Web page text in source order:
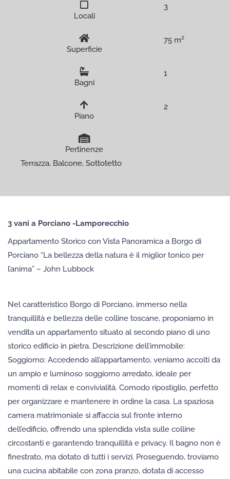
Locali
3
Superficie
75 m²
Bagni
1
Piano
2
Pertinenze
Terrazza, Balcone, Sottotetto
3 vani a Porciano -Lamporecchio
Appartamento Storico con Vista Panoramica a Borgo di
Porciano “La bellezza della natura è il miglior tonico per
l’anima” – John Lubbock
Nel caratteristico Borgo di Porciano, immerso nella
tranquillità e bellezza delle colline toscane, proponiamo in
vendita un appartamento situato al secondo piano di uno
storico edificio in pietra. Descrizione dell’immobile:
Soggiorno: Accedendo all’appartamento, veniamo accolti da
un ampio e luminoso soggiorno arredato, ideale per
momenti di relax e convivialità. Comodo ripostiglio, perfetto
per organizzare e mantenere in ordine la casa. La spaziosa
camera matrimoniale si affaccia sul fronte interno
dell’edificio, offrendo una splendida vista sulle colline
circostanti e garantendo tranquillità e privacy. Il bagno non è
finestrato, ma dotato di tutti i servizi. Proseguendo, troviamo
una cucina abitabile con zona pranzo, dotata di accesso